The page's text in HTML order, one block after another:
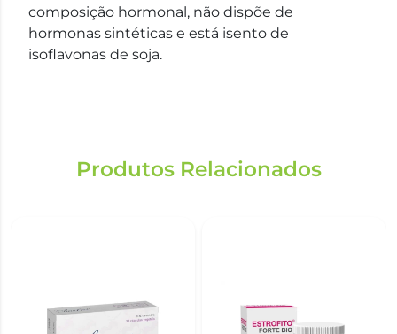
composição hormonal, não dispõe de
hormonas sintéticas e está isento de
isoflavonas de soja.
Produtos Relacionados